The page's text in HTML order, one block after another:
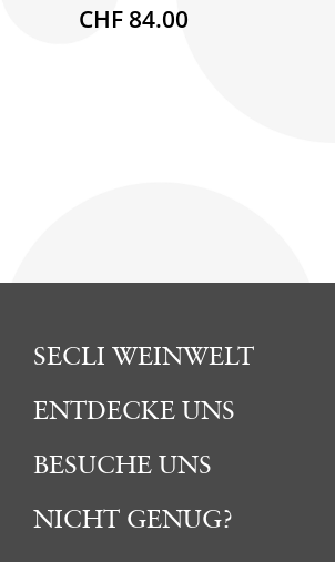
CHF 84.00
SECLI WEINWELT
ENTDECKE UNS
BESUCHE UNS
NICHT GENUG?